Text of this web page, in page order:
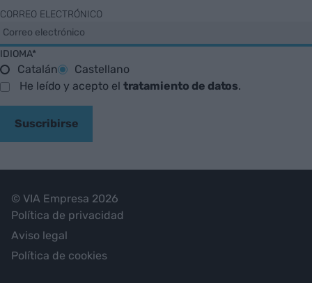
CORREO ELECTRÓNICO
IDIOMA*
Catalán
Castellano
He leído y acepto el tratamiento de datos.
Suscribirse
© VIA Empresa 2026
Política de privacidad
Aviso legal
Política de cookies